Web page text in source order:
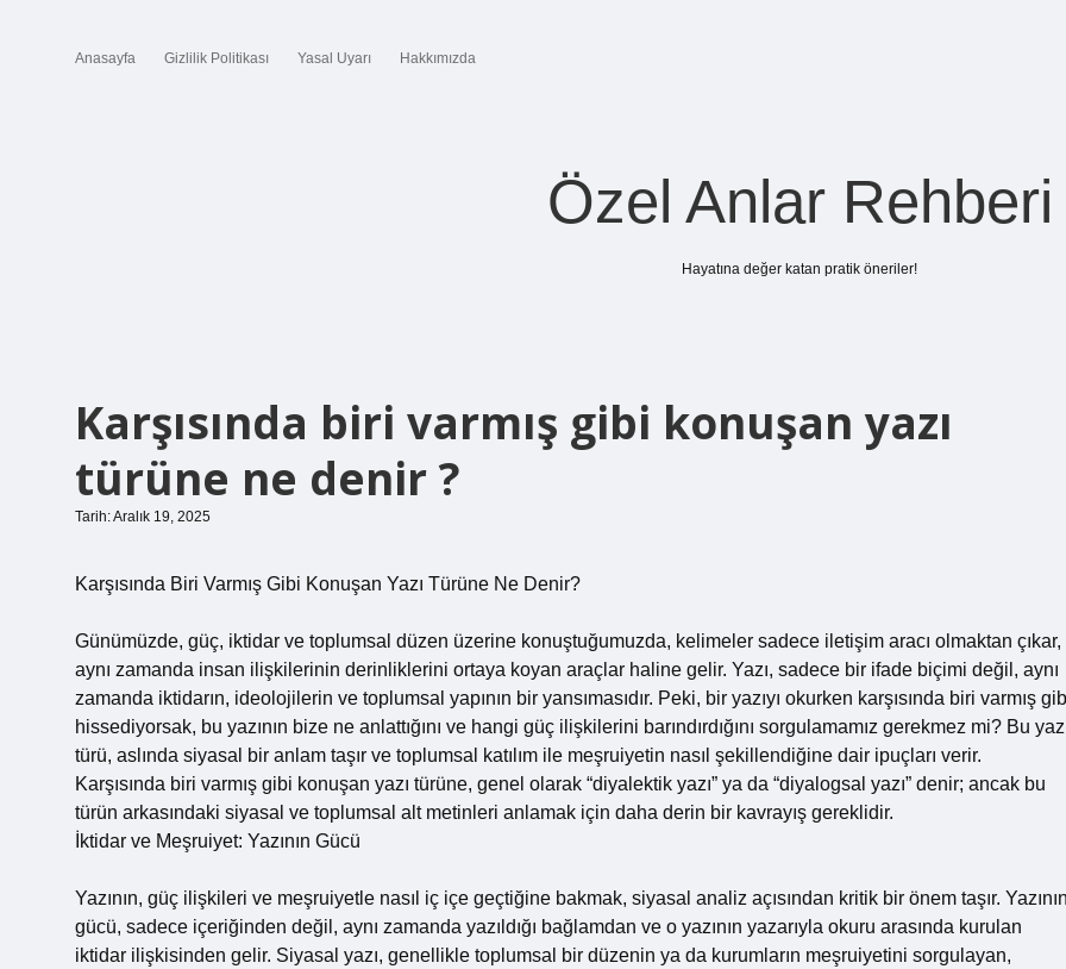
Anasayfa Gizlilik Politikası Yasal Uyarı Hakkımızda
Özel Anlar Rehberi
Hayatına değer katan pratik öneriler!
Karşısında biri varmış gibi konuşan yazı
türüne ne denir ?
Tarih: Aralık 19, 2025
Karşısında Biri Varmış Gibi Konuşan Yazı Türüne Ne Denir?
Günümüzde, güç, iktidar ve toplumsal düzen üzerine konuştuğumuzda, kelimeler sadece iletişim aracı olmaktan çıkar,
aynı zamanda insan ilişkilerinin derinliklerini ortaya koyan araçlar haline gelir. Yazı, sadece bir ifade biçimi değil, aynı
zamanda iktidarın, ideolojilerin ve toplumsal yapının bir yansımasıdır. Peki, bir yazıyı okurken karşısında biri varmış
hissediyorsak, bu yazının bize ne anlattığını ve hangi güç ilişkilerini barındırdığını sorgulamamız gerekmez mi? Bu
türü, aslında siyasal bir anlam taşır ve toplumsal katılım ile meşruiyetin nasıl şekillendiğine dair ipuçları verir.
Karşısında biri varmış gibi konuşan yazı türüne, genel olarak “diyalektik yazı” ya da “diyalogsal yazı” denir; ancak bu
türün arkasındaki siyasal ve toplumsal alt metinleri anlamak için daha derin bir kavrayış gereklidir.
İktidar ve Meşruiyet: Yazının Gücü
Yazının, güç ilişkileri ve meşruiyetle nasıl iç içe geçtiğine bakmak, siyasal analiz açısından kritik bir önem taşır.
gücü, sadece içeriğinden değil, aynı zamanda yazıldığı bağlamdan ve o yazının yazarıyla okuru arasında kurulan
iktidar ilişkisinden gelir. Siyasal yazı, genellikle toplumsal bir düzenin ya da kurumların meşruiyetini sorgulayan,